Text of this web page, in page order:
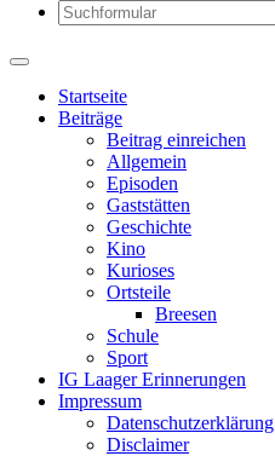
Startseite
Beiträge
Beitrag einreichen
Allgemein
Episoden
Gaststätten
Geschichte
Kino
Kurioses
Ortsteile
Breesen
Schule
Sport
IG Laager Erinnerungen
Impressum
Datenschutzerklärung
Disclaimer